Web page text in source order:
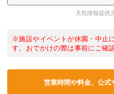
天気情報提供
※施設やイベントが休園・中止
す。おでかけの際は事前にご確
営業時間や料金、公式